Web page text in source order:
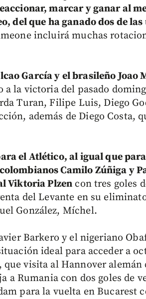
marcar y ganar al
del que ha ganado dos de
incluirá muchas
García y el brasileño Joao
a la victoria del pasado
Turan, Filipe Luis, Diego
además de Diego Costa,
el Atlético, al igual que
Camilo Zúñiga y
Viktoria Plzen con tres goles
del Levante en su
González, Míchel.
Barkero y el nigeriano
ideal para acceder a
visita al Hannover alemán
a Rumania con dos goles de
para la vuelta en Bucarest